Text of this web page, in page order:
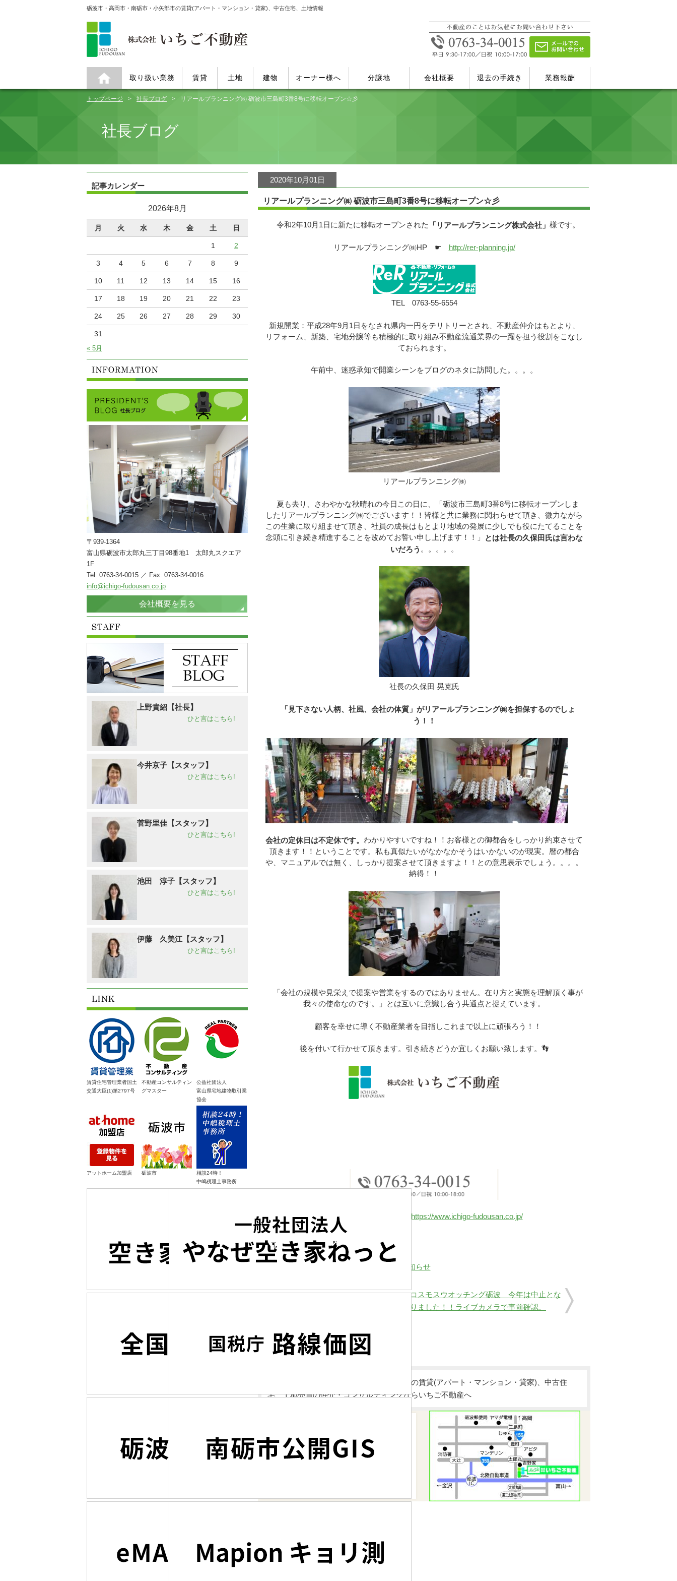
砺波市・高岡市・南砺市・小矢部市の賃貸(アパート・マンション・貸家)、中古住宅、土地情報
取り扱い業務 賃貸 土地 建物 オーナー様へ 分譲地 会社概要 退去の手続き 業務報酬
トップページ 社長ブログ リアールプランニング㈱ 砺波市三島町3番8号に移転オープン☆彡
社長ブログ
2020年10月01日
リアールプランニング㈱ 砺波市三島町3番8号に移転オープン☆彡
令和2年10月1日に新たに移転オープンされた 「リアールプランニング株式会社」 様です。
リアールプランニング㈱HP ☛ http://rer-planning.jp/
TEL 0763-55-6554
新規開業：平成28年9月1日をなされ県内一円をテリトリーとされ、不動産仲介はもとより、
リフォーム、新築、宅地分譲等も積極的に取り組み不動産流通業界の一躍を担う役割をこなし
ておられます。
午前中、迷惑承知で開業シーンをブログのネタに訪問した。。。。
リアールプランニング㈱
夏も去り、さわやかな秋晴れの今日この日に、「砺波市三島町3番8号に移転オープンしま
したリアールプランニング㈱でございます！！皆様と共に業務に関わらせて頂き、微力ながら
この生業に取り組ませて頂き、社員の成長はもとより地域の発展に少しでも役にたてることを
念頭に引き続き精進することを改めてお誓い申し上げます！！」
とは社長の久保田氏は言わな
いだろう 。。。。。
社長の久保田 晃克氏
「見下さない人柄、社風、会社の体質」がリアールプランニング㈱を担保するのでしょ
う！！
会社の定休日は不定休です。 わかりやすいですね！！お客様との御都合をしっかり約束させて
頂きます！！ということです。私も真似たいがなかなかそうはいかないのが現実。暦の都合
や、マニュアルでは無く、しっかり提案させて頂きますよ！！との意思表示でしょう。。。。
納得！！
「会社の規模や見栄えで提案や営業をするのではありません。在り方と実態を理解頂く事が
我々の使命なのです。」とは互いに意識し合う共通点と捉えています。
顧客を幸せに導く不動産業者を目指しこれまで以上に頑張ろう！！
後を付いて行かせて頂きます。引き続きどうか宜しくお願い致します。👣
㈱いちご不動産HP ☛ https://www.ichigo-fudousan.co.jp/
Share Post
社内研修のための営業時間変更のお知らせ
コスモスウオッチング砺波 今年は中止とな
りました！！ライブカメラで事前確認。
富山県砺波市・高岡市・南砺市・小矢部市の賃貸(アパート・マンション・貸家)、中古住
宅、土地売買の仲介・コンサルティングならいちご不動産へ
記事カレンダー
2026年8月
月 火 水 木 金 土 日
1 2
3 4 5 6 7 8 9
10 11 12 13 14 15 16
17 18 19 20 21 22 23
24 25 26 27 28 29 30
31
« 5月
〒939-1364
富山県砺波市太郎丸三丁目98番地1 太郎丸スクエア
1F
Tel. 0763-34-0015 ／ Fax. 0763-34-0016
info@ichigo-fudousan.co.jp
会社概要を見る
上野貴紹【社長】
ひと言はこちら!
今井京子【スタッフ】
ひと言はこちら!
菅野里佳【スタッフ】
ひと言はこちら!
池田 淳子【スタッフ】
ひと言はこちら!
伊藤 久美江【スタッフ】
ひと言はこちら!
賃貸住宅管理業者国土
交通大臣(1)第2797号
不動産コンサルティン
グマスター
公益社団法人
富山県宅地建物取引業
協会
アットホーム加盟店 砺波市
相談24時！
中嶋税理士事務所